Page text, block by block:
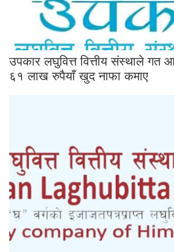
उपकार लघुवित्त वित्तीय संस्थाले गत
६१ लाख रुपैयाँ खुद नाफा कमाए